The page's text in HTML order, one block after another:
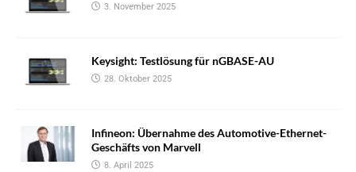
3. November 2025
Keysight: Testlösung für nGBASE-AU
28. Oktober 2025
Infineon: Übernahme des Automotive-Ethernet-
Geschäfts von Marvell
8. April 2025